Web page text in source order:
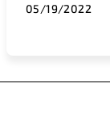
05/19/2022